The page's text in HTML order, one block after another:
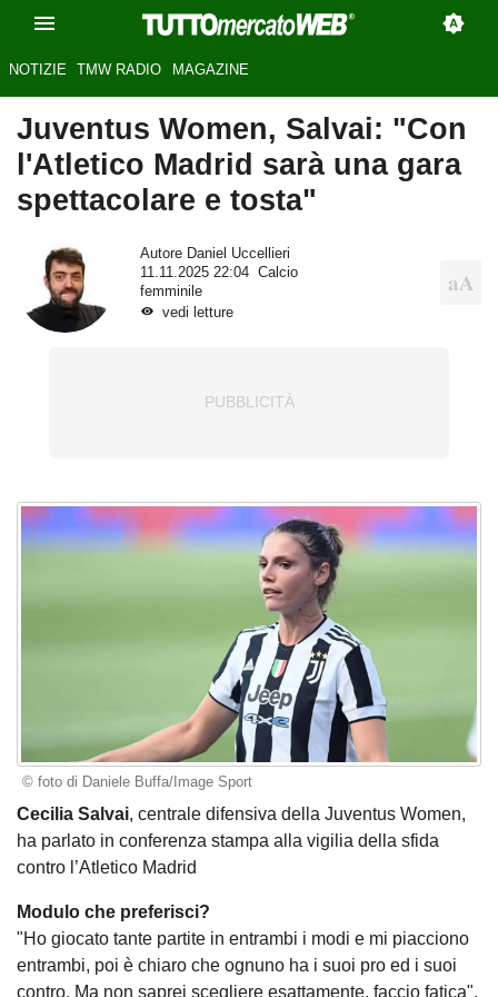
NOTIZIE TMW RADIO MAGAZINE
Juventus Women, Salvai: "Con
l'Atletico Madrid sarà una gara
spettacolare e tosta"
Autore Daniel Uccellieri
11.11.2025 22:04
Calcio
femminile
vedi letture
© foto di Daniele Buffa/Image Sport
Cecilia Salvai, centrale difensiva della Juventus Women,
ha parlato in conferenza stampa alla vigilia della sfida
contro l’Atletico Madrid
Modulo che preferisci?
"Ho giocato tante partite in entrambi i modi e mi piacciono
entrambi, poi è chiaro che ognuno ha i suoi pro ed i suoi
contro. Ma non saprei scegliere esattamente, faccio fatica".